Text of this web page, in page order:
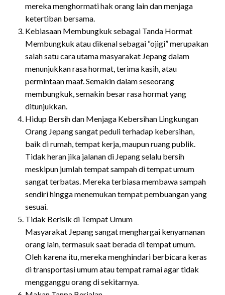
mereka menghormati hak orang lain dan menjaga
ketertiban bersama.
Kebiasaan Membungkuk sebagai Tanda Hormat
Membungkuk atau dikenal sebagai “ojigi” merupakan
salah satu cara utama masyarakat Jepang dalam
menunjukkan rasa hormat, terima kasih, atau
permintaan maaf. Semakin dalam seseorang
membungkuk, semakin besar rasa hormat yang
ditunjukkan.
Hidup Bersih dan Menjaga Kebersihan Lingkungan
Orang Jepang sangat peduli terhadap kebersihan,
baik di rumah, tempat kerja, maupun ruang publik.
Tidak heran jika jalanan di Jepang selalu bersih
meskipun jumlah tempat sampah di tempat umum
sangat terbatas. Mereka terbiasa membawa sampah
sendiri hingga menemukan tempat pembuangan yang
sesuai.
Tidak Berisik di Tempat Umum
Masyarakat Jepang sangat menghargai kenyamanan
orang lain, termasuk saat berada di tempat umum.
Oleh karena itu, mereka menghindari berbicara keras
di transportasi umum atau tempat ramai agar tidak
mengganggu orang di sekitarnya.